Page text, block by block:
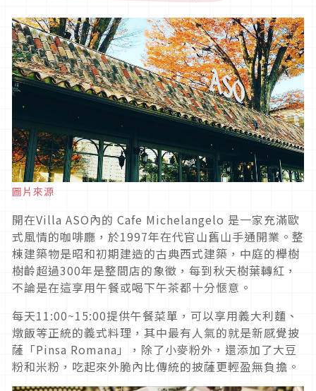
圖片來源
開在Villa ASO內的 Cafe Michelangelo 是一家充滿歐
式風情的咖啡廳，於1997年在代官山舊山手通開業。整
棟建築物是昭和初期建造的古典西式建築，中庭的櫸樹
樹齡超過300年是整間店的象徵，每到秋天樹葉轉紅，
不論是在這享用午餐或喝下午茶都十分愜意。
每天11:00~15:00提供午餐菜單，可以享用義大利麵、
燉飯等正統的義式料理，其中最有人氣的就是新感覺披
薩「Pinsa Romana」，除了小麥粉外，還添加了大豆
粉和米粉，吃起來外脆內比傳統的披薩更輕盈無負擔。